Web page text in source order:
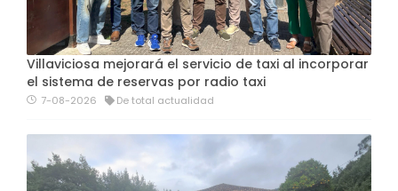
Villaviciosa mejorará el servicio de taxi al incorporar
el sistema de reservas por radio taxi
7-08-2026 De total actualidad